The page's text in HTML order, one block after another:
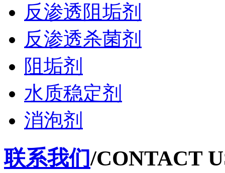
反渗透阻垢剂
反渗透杀菌剂
阻垢剂
水质稳定剂
消泡剂
联系我们/CONTACT